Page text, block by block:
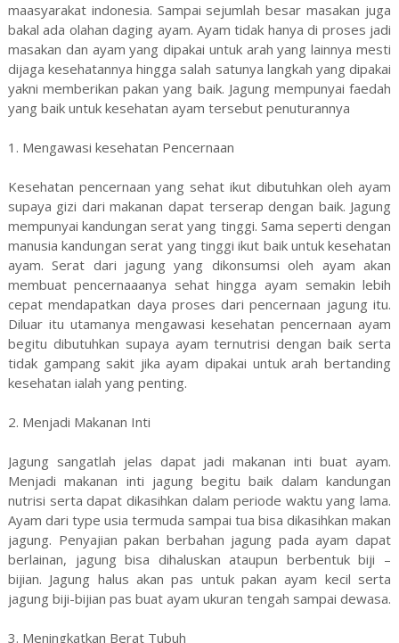
maasyarakat indonesia. Sampai sejumlah besar masakan juga
bakal ada olahan daging ayam. Ayam tidak hanya di proses jadi
masakan dan ayam yang dipakai untuk arah yang lainnya mesti
dijaga kesehatannya hingga salah satunya langkah yang dipakai
yakni memberikan pakan yang baik. Jagung mempunyai faedah
yang baik untuk kesehatan ayam tersebut penuturannya
1. Mengawasi kesehatan Pencernaan
Kesehatan pencernaan yang sehat ikut dibutuhkan oleh ayam
supaya gizi dari makanan dapat terserap dengan baik. Jagung
mempunyai kandungan serat yang tinggi. Sama seperti dengan
manusia kandungan serat yang tinggi ikut baik untuk kesehatan
ayam. Serat dari jagung yang dikonsumsi oleh ayam akan
membuat pencernaaanya sehat hingga ayam semakin lebih
cepat mendapatkan daya proses dari pencernaan jagung itu.
Diluar itu utamanya mengawasi kesehatan pencernaan ayam
begitu dibutuhkan supaya ayam ternutrisi dengan baik serta
tidak gampang sakit jika ayam dipakai untuk arah bertanding
kesehatan ialah yang penting.
2. Menjadi Makanan Inti
Jagung sangatlah jelas dapat jadi makanan inti buat ayam.
Menjadi makanan inti jagung begitu baik dalam kandungan
nutrisi serta dapat dikasihkan dalam periode waktu yang lama.
Ayam dari type usia termuda sampai tua bisa dikasihkan makan
jagung. Penyajian pakan berbahan jagung pada ayam dapat
berlainan, jagung bisa dihaluskan ataupun berbentuk biji –
bijian. Jagung halus akan pas untuk pakan ayam kecil serta
jagung biji-bijian pas buat ayam ukuran tengah sampai dewasa.
3. Meningkatkan Berat Tubuh